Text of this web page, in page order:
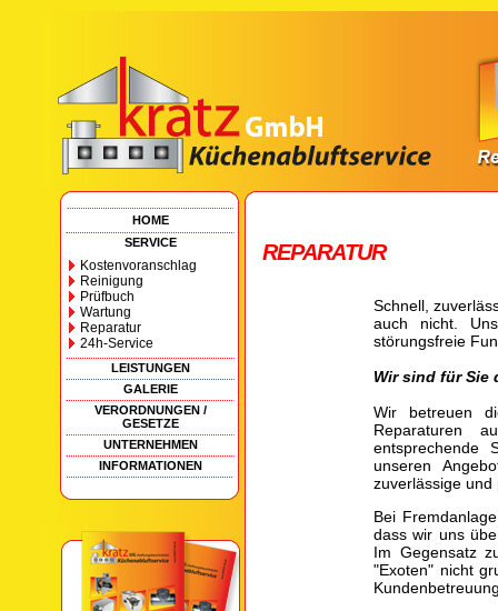
HOME
SERVICE
Kostenvoranschlag
Reinigung
Prüfbuch
Wartung
Reparatur
24h-Service
LEISTUNGEN
GALERIE
VERORDNUNGEN /
GESETZE
UNTERNEHMEN
INFORMATIONEN
REPARATUR
Schnell,
auch nicht.
störungsfreie
Wir sind für Sie
Wir betreuen
Reparaturen
entsprechende
unseren
zuverlässige
Bei
dass wir uns
Im Gegensatz
"Exoten" nicht